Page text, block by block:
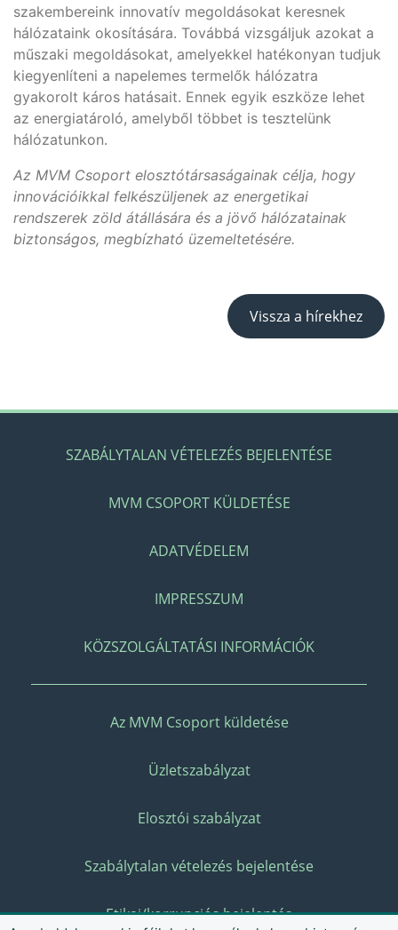
szakembereink innovatív megoldásokat keresnek
hálózataink okosítására. Továbbá vizsgáljuk azokat a
műszaki megoldásokat, amelyekkel hatékonyan tudjuk
kiegyenlíteni a napelemes termelők hálózatra
gyakorolt káros hatásait. Ennek egyik eszköze lehet
az energiatároló, amelyből többet is tesztelünk
hálózatunkon.
Az MVM Csoport elosztótársaságainak célja, hogy
innovációikkal felkészüljenek az energetikai
rendszerek zöld átállására és a jövő hálózatainak
biztonságos, megbízható üzemeltetésére.
Vissza a hírekhez
SZABÁLYTALAN VÉTELEZÉS BEJELENTÉSE
MVM CSOPORT KÜLDETÉSE
ADATVÉDELEM
IMPRESSZUM
KÖZSZOLGÁLTATÁSI INFORMÁCIÓK
Az MVM Csoport küldetése
Üzletszabályzat
Elosztói szabályzat
Szabálytalan vételezés bejelentése
Etikai/korrupciós bejelentés